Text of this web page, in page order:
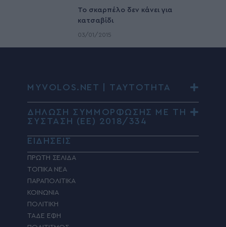
To σκαρπέλο δεν κάνει για
κατσαβίδι
03/01/2015
MYVOLOS.NET | ΤΑΥΤΟΤΗΤΑ
ΔΗΛΩΣΗ ΣΥΜΜΟΡΦΩΣΗΣ ΜΕ ΤΗ
ΣΥΣΤΑΣΗ (ΕΕ) 2018/334
ΕΙΔΗΣΕΙΣ
ΠΡΩΤΗ ΣΕΛΙΔΑ
ΤΟΠΙΚΑ ΝΕΑ
ΠΑΡΑΠΟΛΙΤΙΚΑ
ΚΟΙΝΩΝΙΑ
ΠΟΛΙΤΙΚΗ
ΤΑΔΕ ΕΦΗ